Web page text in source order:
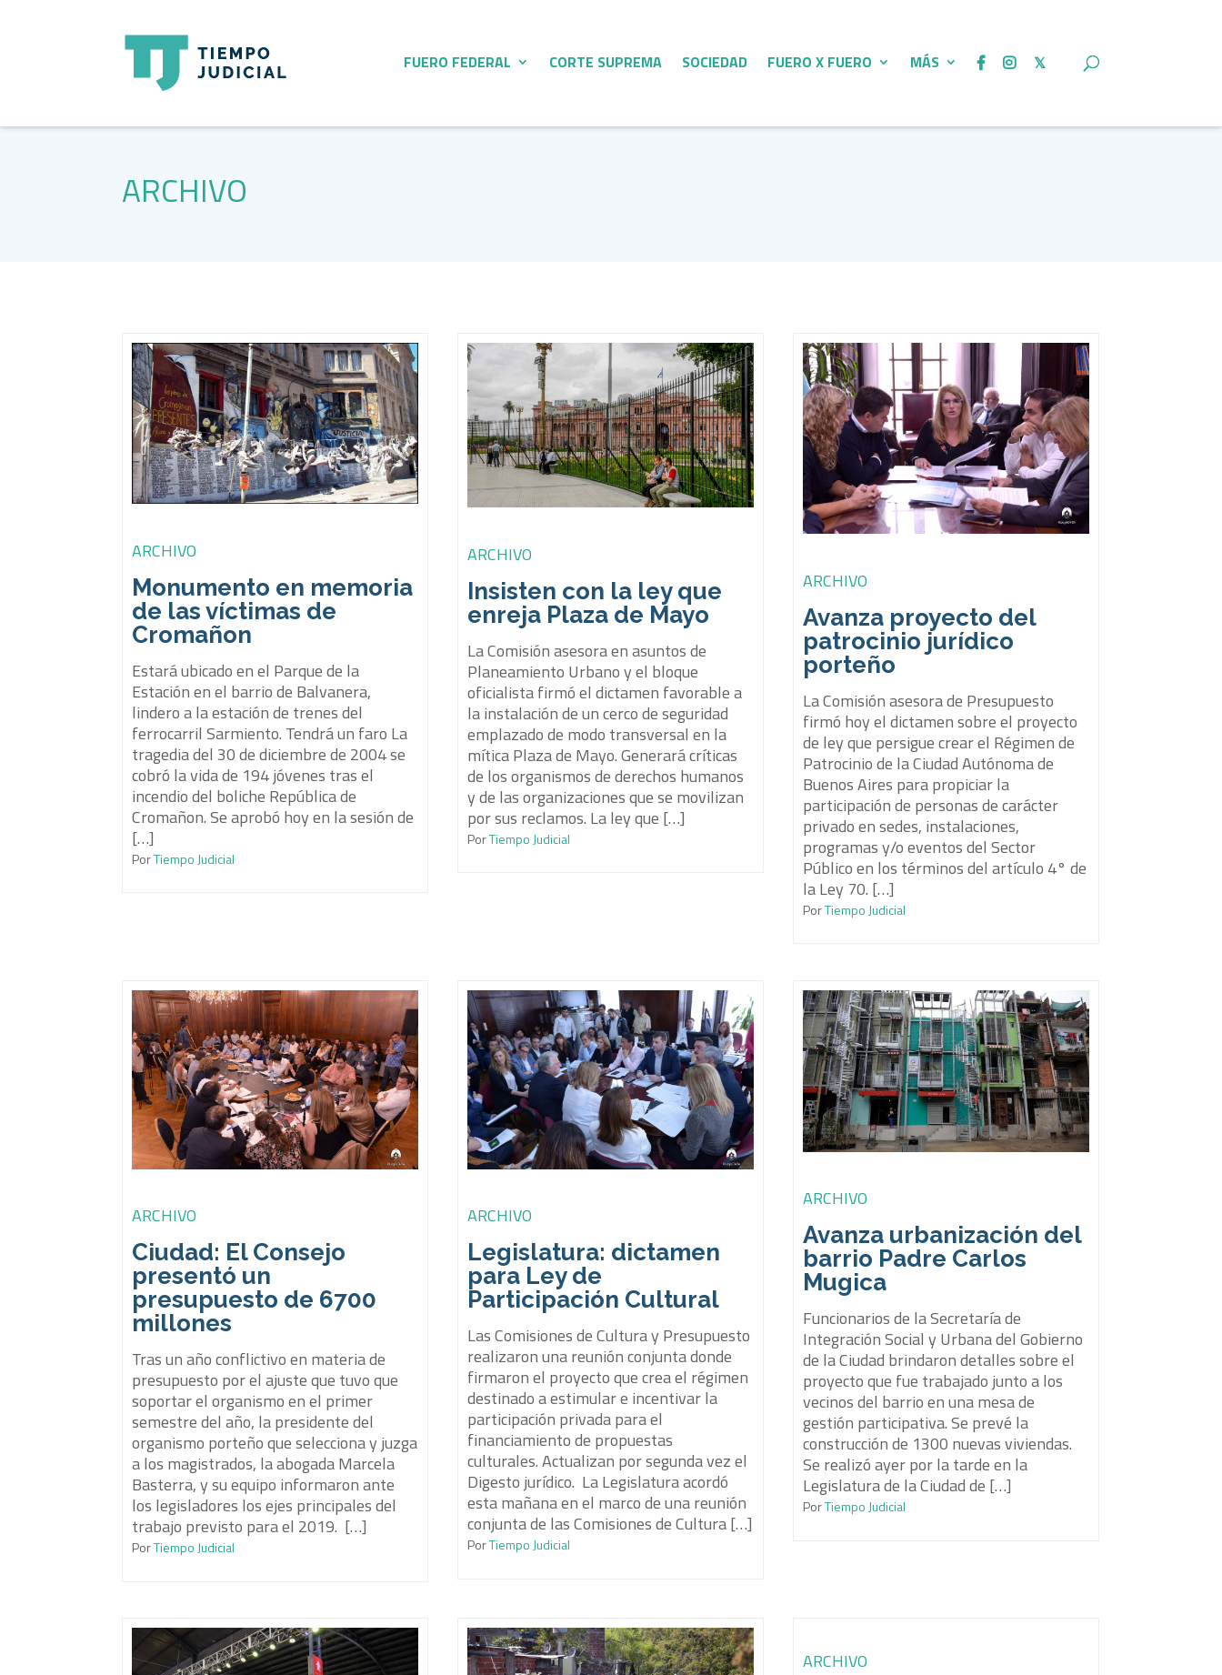
FUERO FEDERAL CORTE SUPREMA SOCIEDAD FUERO X FUERO MÁS
ARCHIVO
ARCHIVO
Monumento en memoria
de las víctimas de
Cromañon
Estará ubicado en el Parque de la
Estación en el barrio de Balvanera,
lindero a la estación de trenes del
ferrocarril Sarmiento. Tendrá un faro La
tragedia del 30 de diciembre de 2004 se
cobró la vida de 194 jóvenes tras el
incendio del boliche República de
Cromañon. Se aprobó hoy en la sesión de
[…]
PorTiempo Judicial
ARCHIVO
Insisten con la ley que
enreja Plaza de Mayo
La Comisión asesora en asuntos de
Planeamiento Urbano y el bloque
oficialista firmó el dictamen favorable a
la instalación de un cerco de seguridad
emplazado de modo transversal en la
mítica Plaza de Mayo. Generará críticas
de los organismos de derechos humanos
y de las organizaciones que se movilizan
por sus reclamos. La ley que […]
PorTiempo Judicial
ARCHIVO
Avanza proyecto del
patrocinio jurídico
porteño
La Comisión asesora de Presupuesto
firmó hoy el dictamen sobre el proyecto
de ley que persigue crear el Régimen de
Patrocinio de la Ciudad Autónoma de
Buenos Aires para propiciar la
participación de personas de carácter
privado en sedes, instalaciones,
programas y/o eventos del Sector
Público en los términos del artículo 4° de
la Ley 70. […]
PorTiempo Judicial
ARCHIVO
Ciudad: El Consejo
presentó un
presupuesto de 6700
millones
Tras un año conflictivo en materia de
presupuesto por el ajuste que tuvo que
soportar el organismo en el primer
semestre del año, la presidente del
organismo porteño que selecciona y juzga
a los magistrados, la abogada Marcela
Basterra, y su equipo informaron ante
los legisladores los ejes principales del
trabajo previsto para el 2019. […]
PorTiempo Judicial
ARCHIVO
Legislatura: dictamen
para Ley de
Participación Cultural
Las Comisiones de Cultura y Presupuesto
realizaron una reunión conjunta donde
firmaron el proyecto que crea el régimen
destinado a estimular e incentivar la
participación privada para el
financiamiento de propuestas
culturales. Actualizan por segunda vez el
Digesto jurídico. La Legislatura acordó
esta mañana en el marco de una reunión
conjunta de las Comisiones de Cultura […]
PorTiempo Judicial
ARCHIVO
Avanza urbanización del
barrio Padre Carlos
Mugica
Funcionarios de la Secretaría de
Integración Social y Urbana del Gobierno
de la Ciudad brindaron detalles sobre el
proyecto que fue trabajado junto a los
vecinos del barrio en una mesa de
gestión participativa. Se prevé la
construcción de 1300 nuevas viviendas.
Se realizó ayer por la tarde en la
Legislatura de la Ciudad de […]
PorTiempo Judicial
ARCHIVO